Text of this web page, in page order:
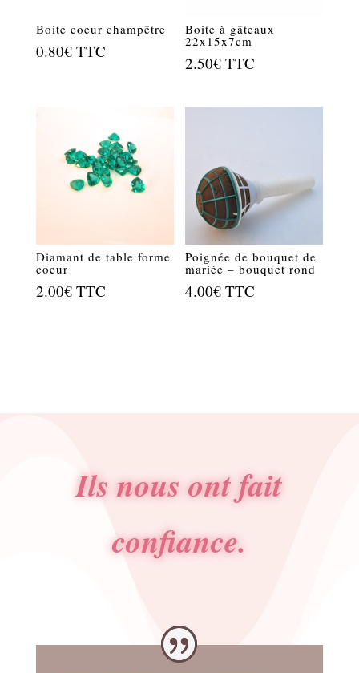
Boite coeur champêtre
0.80€ TTC
Boite à gâteaux
22x15x7cm
2.50€ TTC
Diamant de table forme
coeur
2.00€ TTC
Poignée de bouquet de
mariée – bouquet rond
4.00€ TTC
Ils nous ont fait
confiance.